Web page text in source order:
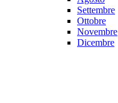
Settembre
Ottobre
Novembre
Dicembre